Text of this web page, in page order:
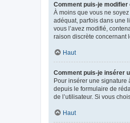
Comment puis-je
À moins que vous ne
adéquat, parfois dans une
vous l’avez modifié,
raison discrète concernant
Haut
Comment puis-je insérer
Pour insérer une signature
depuis le formulaire de
de l’utilisateur. Si vous
Haut